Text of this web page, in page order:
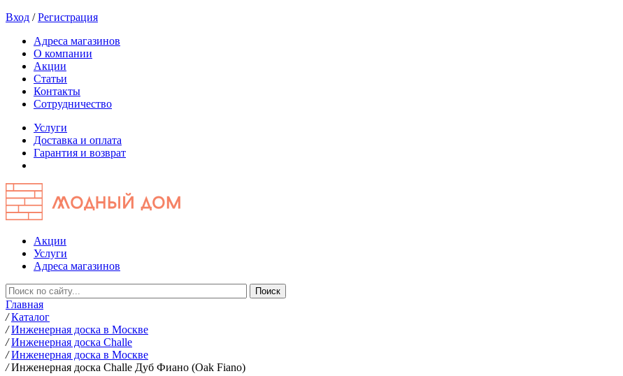
Вход /Регистрация
Адреса магазинов
О компании
Акции
Статьи
Контакты
Сотрудничество
Услуги
Доставка и оплата
Гарантия и возврат
Акции
Услуги
Адреса магазинов
Главная
/ Каталог
/ Инженерная доска в Москве
/ Инженерная доска Challe
/ Инженерная доска в Москве
/ Инженерная доска Challe Дуб Фиано (Oak Fiano)